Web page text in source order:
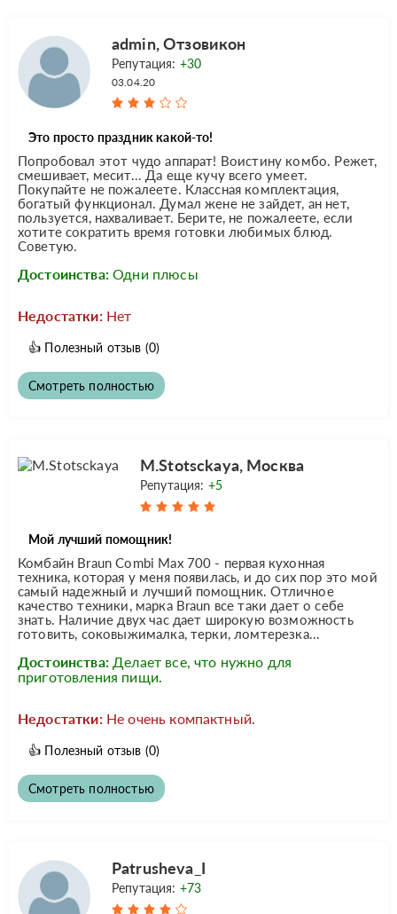
admin, Отзовикон
Репутация: +30
03.04.20
Это просто праздник какой-то!
Попробовал этот чудо аппарат! Воистину комбо. Режет,
смешивает, месит... Да еще кучу всего умеет.
Покупайте не пожалеете. Классная комплектация,
богатый функционал. Думал жене не зайдет, ан нет,
пользуется, нахваливает. Берите, не пожалеете, если
хотите сократить время готовки любимых блюд.
Советую.
Достоинства: Одни плюсы
Недостатки: Нет
👍 Полезный отзыв (0)
Смотреть полностью
M.Stotsckaya, Москва
Репутация: +5
Мой лучший помощник!
Комбайн Braun Combi Max 700 - первая кухонная
техника, которая у меня появилась, и до сих пор это мой
самый надежный и лучший помощник. Отличное
качество техники, марка Braun все таки дает о себе
знать. Наличие двух час дает широкую возможность
готовить, соковыжималка, терки, ломтерезка...
Достоинства: Делает все, что нужно для
приготовления пищи.
Недостатки: Не очень компактный.
👍 Полезный отзыв (0)
Смотреть полностью
Patrusheva_I
Репутация: +73